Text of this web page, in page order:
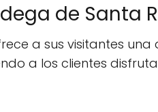
de Santa
a sus visitantes
a los clientes